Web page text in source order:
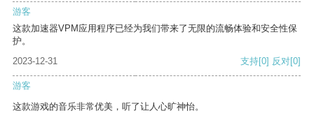
游客
这款加速器VPM应用程序已经为我们带来了无限的流畅体验和安全性保
护。
2023-12-31
支持[0] 反对[0]
游客
这款游戏的音乐非常优美，听了让人心旷神怡。